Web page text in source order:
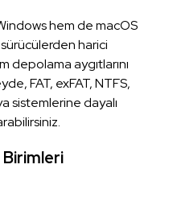
hem de macOS
harici
aygıtlarını
FAT, exFAT, NTFS,
sistemlerine dayalı